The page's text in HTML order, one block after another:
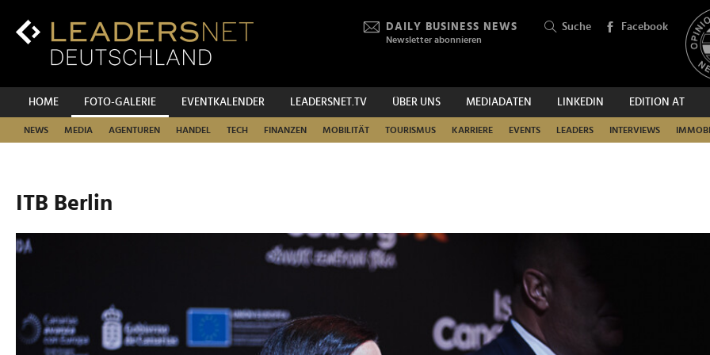
Inhalt
Hauptnavigation
DAILY BUSINESS NEWS
Newsletter abonnieren
Suche Facebook
HOME FOTO-GALERIE EVENTKALENDER LEADERSNET.TV ÜBER UNS MEDIADATEN LINKEDIN EDITION AT
NEWS MEDIA AGENTUREN HANDEL TECH FINANZEN MOBILITÄT TOURISMUS KARRIERE EVENTS LEADERS INTERVIEWS
SUCHEN
ITB Berlin